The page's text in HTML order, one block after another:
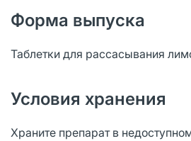
Форма выпуска
Таблетки для рассасывания
Условия хранения
Храните препарат в